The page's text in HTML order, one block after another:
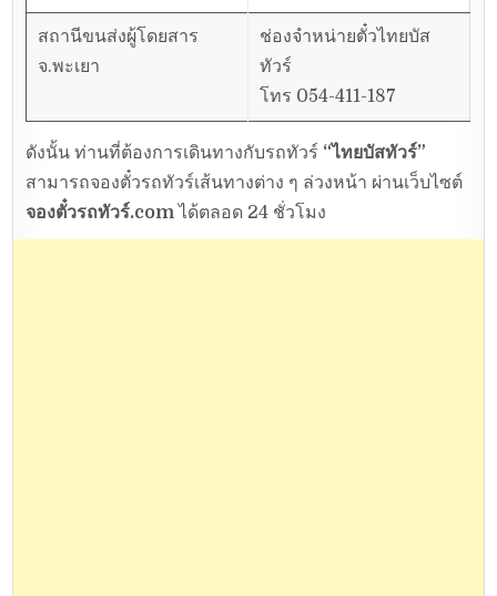
สถานีขนส่งผู้โดยสาร
จ.พะเยา
ช่องจำหน่ายตั๋วไทยบัส
ทัวร์
โทร 054-411-187
ดังนั้น ท่านที่ต้องการเดินทางกับรถทัวร์ “ไทยบัสทัวร์”
สามารถจองตั๋วรถทัวร์เส้นทางต่าง ๆ ล่วงหน้า ผ่านเว็บไซต์
จองตั๋วรถทัวร์.com ได้ตลอด 24 ชั่วโมง